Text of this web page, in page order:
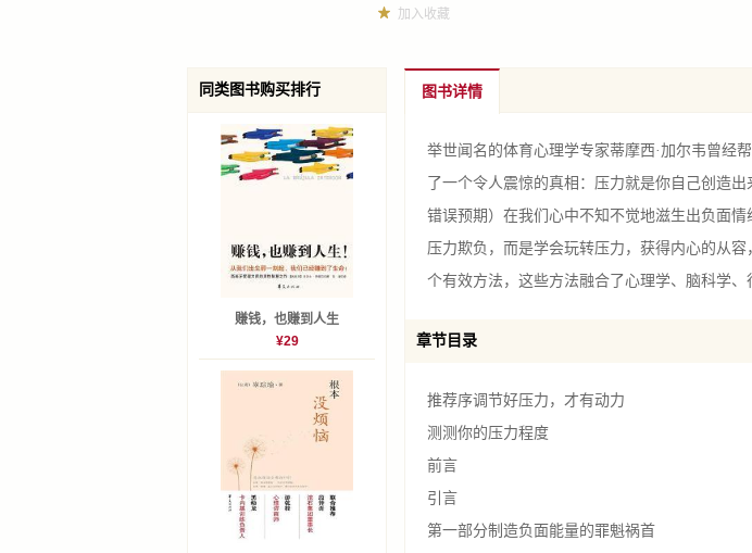
加入收藏
同类图书购买排行
赚钱，也赚到人生
¥29
图书详情
举世闻名的体育心理学专家蒂摩西·加尔韦曾经
了一个令人震惊的真相：压力就是你自己创造
错误预期）在我们心中不知不觉地滋生出负面
压力欺负，而是学会玩转压力，获得内心的从
个有效方法，这些方法融合了心理学、脑科学
章节目录
推荐序调节好压力，才有动力
测测你的压力程度
前言
引言
第一部分制造负面能量的罪魁祸首